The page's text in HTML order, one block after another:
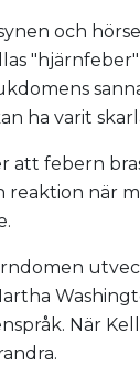
och
ha varit
att febern
reaktion när
När